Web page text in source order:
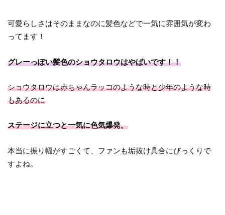
可愛らしさはそのままなのに髪色などで一気に雰囲気が変わ
ってます！
グレーっぽい髪色のショウタロウはやばいです！！
ショウタロウは赤ちゃんラッコのような時と少年のような時
もあるのに
ステージに立つと一気に色気爆発。
本当に振り幅がすごくて、ファンも垢抜け具合にびっくりで
すよね。